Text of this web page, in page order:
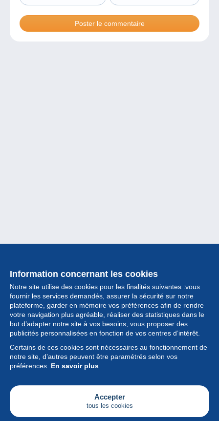
Information concernant les cookies
Notre site utilise des cookies pour les finalités suivantes :vous
fournir les services demandés, assurer la sécurité sur notre
plateforme, garder en mémoire vos préférences afin de rendre
votre navigation plus agréable, réaliser des statistiques dans le
but d’adapter notre site à vos besoins, vous proposer des
publicités personnalisées en fonction de vos centres d’intérêt.
Certains de ces cookies sont nécessaires au fonctionnement de
notre site, d’autres peuvent être paramétrés selon vos
préférences. En savoir plus
Accepter
tous les cookies
Collection
Actualités
Fonctionnalités
Société
Services